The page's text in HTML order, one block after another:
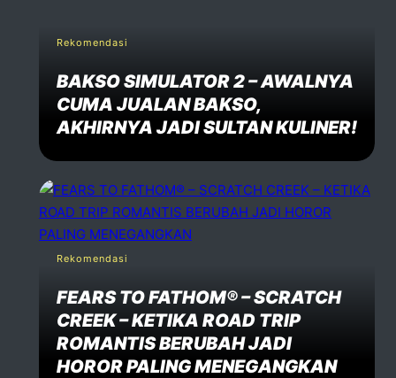
Rekomendasi
BAKSO SIMULATOR 2 – AWALNYA
CUMA JUALAN BAKSO,
AKHIRNYA JADI SULTAN KULINER!
Rekomendasi
FEARS TO FATHOM® – SCRATCH
CREEK – KETIKA ROAD TRIP
ROMANTIS BERUBAH JADI
HOROR PALING MENEGANGKAN